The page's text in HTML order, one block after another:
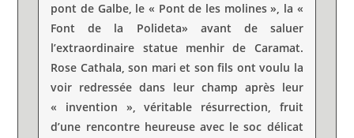
pont de Galbe, le « Pont de les molines », la «
Font de la Polideta» avant de saluer
l’extraordinaire statue menhir de Caramat.
Rose Cathala, son mari et son fils ont voulu la
voir redressée dans leur champ après leur
« invention », véritable résurrection, fruit
d’une rencontre heureuse avec le soc délicat